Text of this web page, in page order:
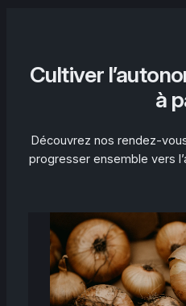
Cultiver
à
Découvrez nos rendez-
progresser ensemble vers